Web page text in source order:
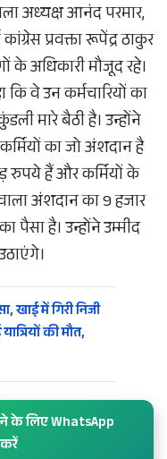
अध्यक्ष आनंद परमार,
प्रवक्ता रूपेंद्र ठाकुर
के अधिकारी मौजूद रहे।
वे उन कर्मचारियों का
मारे बैठी है। उन्होंने
का जो अंशदान है
रुपये हैं और कर्मियों के
अंशदान का 9 हजार
पैसा है। उन्होंने उम्मीद
खाई में गिरी निजी
की मौत,
के लिए WhatsApp